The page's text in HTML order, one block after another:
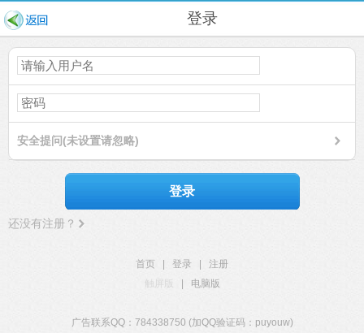
登录
安全提问(未设置请忽略)
登录
还没有注册？
首页 登录
注册
触屏版
电脑版
广告联系QQ：784338750 (加QQ验证码：puyouw)